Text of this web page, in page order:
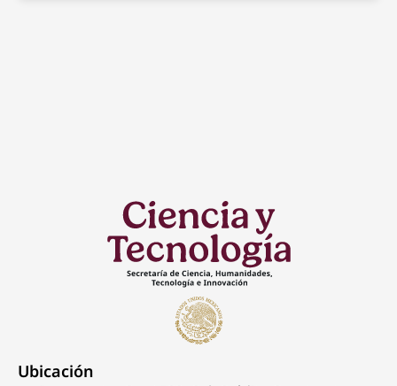
Ubicación